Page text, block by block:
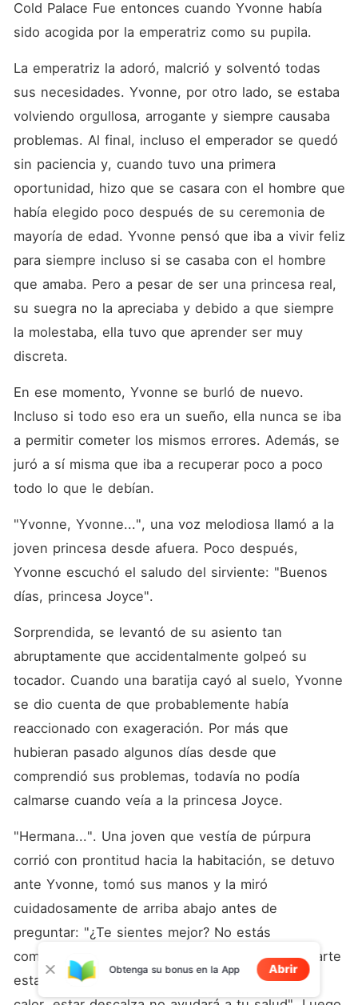
Cold Palace Fue entonces cuando Yvonne había
sido acogida por la emperatriz como su pupila.
La emperatriz la adoró, malcrió y solventó todas
sus necesidades. Yvonne, por otro lado, se estaba
volviendo orgullosa, arrogante y siempre causaba
problemas. Al final, incluso el emperador se quedó
sin paciencia y, cuando tuvo una primera
oportunidad, hizo que se casara con el hombre que
había elegido poco después de su ceremonia de
mayoría de edad. Yvonne pensó que iba a vivir feliz
para siempre incluso si se casaba con el hombre
que amaba. Pero a pesar de ser una princesa real,
su suegra no la apreciaba y debido a que siempre
la molestaba, ella tuvo que aprender ser muy
discreta.
En ese momento, Yvonne se burló de nuevo.
Incluso si todo eso era un sueño, ella nunca se iba
a permitir cometer los mismos errores. Además, se
juró a sí misma que iba a recuperar poco a poco
todo lo que le debían.
"Yvonne, Yvonne...", una voz melodiosa llamó a la
joven princesa desde afuera. Poco después,
Yvonne escuchó el saludo del sirviente: "Buenos
días, princesa Joyce".
Sorprendida, se levantó de su asiento tan
abruptamente que accidentalmente golpeó su
tocador. Cuando una baratija cayó al suelo, Yvonne
se dio cuenta de que probablemente había
reaccionado con exageración. Por más que
hubieran pasado algunos días desde que
comprendió sus problemas, todavía no podía
calmarse cuando veía a la princesa Joyce.
"Hermana...". Una joven que vestía de púrpura
corrió con prontitud hacia la habitación, se detuvo
ante Yvonne, tomó sus manos y la miró
cuidadosamente de arriba abajo antes de
preguntar: "¿Te sientes mejor? No estás
completamente recuperada. ¿Cómo puedes pararte
estando descalza? Aunque hoy hace bastante
Obtenga su bonus en la App Abrir